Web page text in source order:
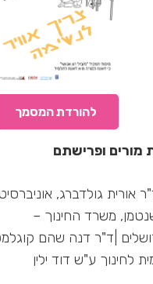
להורדת המסמך
מורים ופרישתם
אורית גולדברג,
משרד החינוך –
|ד"ר דנה שהם
לחינוך ע"ש דוד ילין